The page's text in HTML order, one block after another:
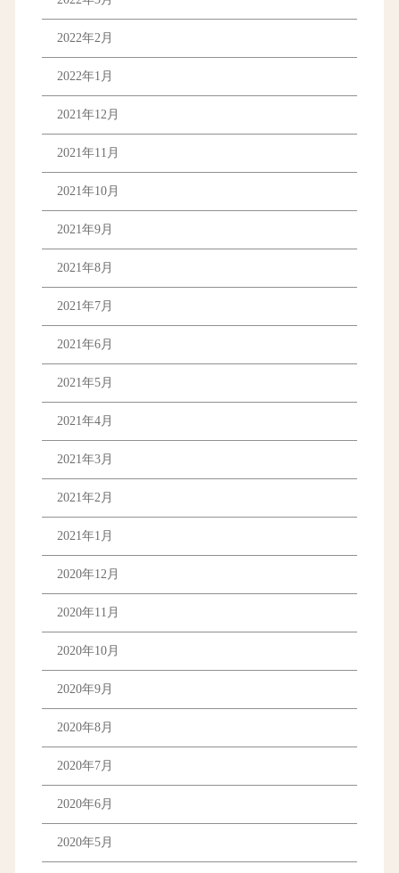
2022年2月
2022年1月
2021年12月
2021年11月
2021年10月
2021年9月
2021年8月
2021年7月
2021年6月
2021年5月
2021年4月
2021年3月
2021年2月
2021年1月
2020年12月
2020年11月
2020年10月
2020年9月
2020年8月
2020年7月
2020年6月
2020年5月